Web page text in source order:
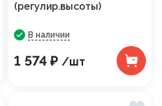
(регулир.высоты)
В наличии
1 574 ₽ /шт